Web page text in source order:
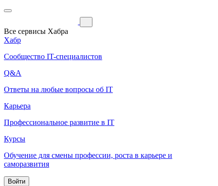
Все сервисы Хабра
Хабр
Сообщество IT-специалистов
Q&A
Ответы на любые вопросы об IT
Карьера
Профессиональное развитие в IT
Курсы
Обучение для смены профессии, роста в карьере и
саморазвития
Войти